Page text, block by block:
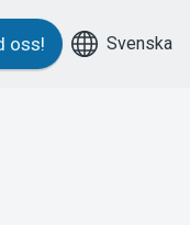
oss! Svenska